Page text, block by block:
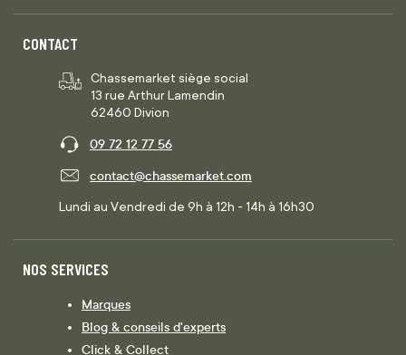
CONTACT
Chassemarket siège social
13 rue Arthur Lamendin
62460 Divion
09 72 12 77 56
contact@chassemarket.com
Lundi au Vendredi de 9h à 12h - 14h à 16h30
NOS SERVICES
Marques
Blog & conseils d'experts
Click & Collect